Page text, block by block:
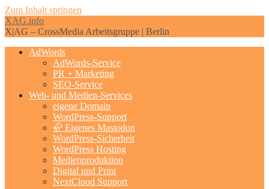
Zum Inhalt springen
XAG.info
X|AG – CrossMedia Arbeitsgruppe | Berlin
AdWords
AdWords-Service
PR + Marketing
SEO-Service
Web- und Medien-Services
eigene Domain
WordPress-Support
🦣 Eigenes Mastodon
WordPress-Sicherheit
WordPress Hosting
Medienproduktion
Digital und Print
NextCloud Support